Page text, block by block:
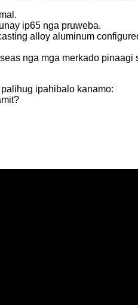
ip65 nga pruweba.
alloy aluminum
nga mga merkado
ipahibalo kanamo: